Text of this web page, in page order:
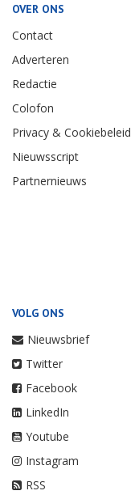
OVER ONS
Contact
Adverteren
Redactie
Colofon
Privacy & Cookiebeleid
Nieuwsscript
Partnernieuws
VOLG ONS
Nieuwsbrief
Twitter
Facebook
LinkedIn
Youtube
Instagram
RSS